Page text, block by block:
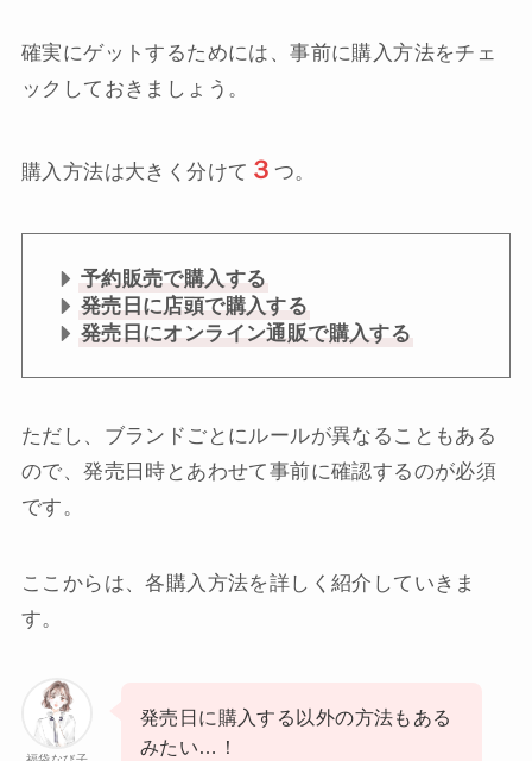
確実にゲットするためには、事前に購入方法をチェ
ックしておきましょう。
購入方法は大きく分けて ３ つ。
予約販売で購入する
発売日に店頭で購入する
発売日にオンライン通販で購入する
ただし、ブランドごとにルールが異なることもある
ので、発売日時とあわせて事前に確認するのが必須
です。
ここからは、各購入方法を詳しく紹介していきま
す。
発売日に購入する以外の方法もある
みたい…！